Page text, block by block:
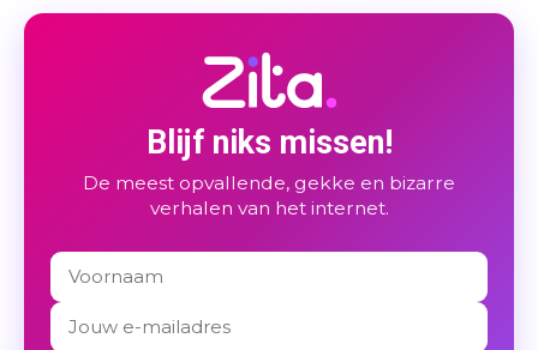
Blijf niks missen!
De meest opvallende, gekke en bizarre
verhalen van het internet.